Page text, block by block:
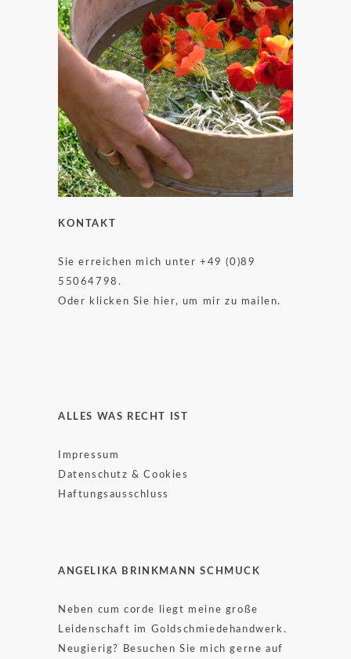
KONTAKT
Sie erreichen mich unter +49 (0)89
55064798.
Oder klicken Sie hier, um mir zu mailen.
ALLES WAS RECHT IST
Impressum
Datenschutz & Cookies
Haftungsausschluss
ANGELIKA BRINKMANN SCHMUCK
Neben cum corde liegt meine große
Leidenschaft im Goldschmiedehandwerk.
Neugierig? Besuchen Sie mich gerne auf